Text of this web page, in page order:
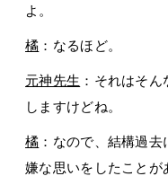
よ。
橘 ：なるほど。
元神先生 ：それはそ
しますけどね。
橘 ：なので、結構過
嫌な思いをしたこと